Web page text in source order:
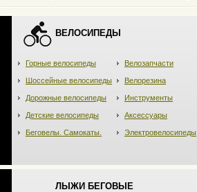
ВЕЛОСИПЕДЫ
Горные велосипеды
Шоссейные велосипеды
Дорожные велосипеды
Детские велосипеды
Беговелы. Самокаты.
Велозапчасти
Велорезина
Инструменты
Аксессуары
Электровелосипеды
ЛЫЖИ БЕГОВЫЕ